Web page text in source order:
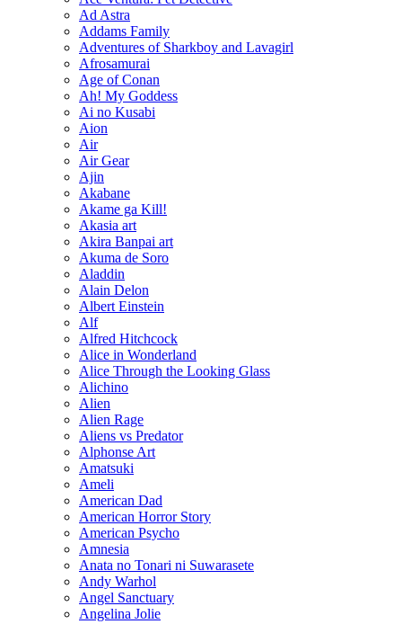
Ad Astra
Addams Family
Adventures of Sharkboy and Lavagirl
Afrosamurai
Age of Conan
Ah! My Goddess
Ai no Kusabi
Aion
Air
Air Gear
Ajin
Akabane
Akame ga Kill!
Akasia art
Akira Banpai art
Akuma de Soro
Aladdin
Alain Delon
Albert Einstein
Alf
Alfred Hitchcock
Alice in Wonderland
Alice Through the Looking Glass
Alichino
Alien
Alien Rage
Aliens vs Predator
Alphonse Art
Amatsuki
Ameli
American Dad
American Horror Story
American Psycho
Amnesia
Anata no Tonari ni Suwarasete
Andy Warhol
Angel Sanctuary
Angelina Jolie